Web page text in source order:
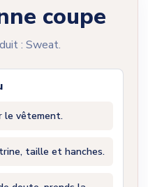
coupe
: Sweat.
le vêtement.
taille et hanches.